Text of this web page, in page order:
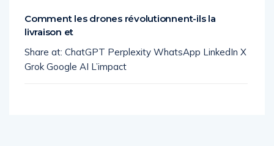
Comment les drones révolutionnent-ils la
livraison et
Share at: ChatGPT Perplexity WhatsApp LinkedIn X
Grok Google AI L’impact